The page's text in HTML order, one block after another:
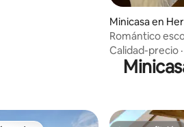
Minicasa en
Romántico
Calidad-precio ·